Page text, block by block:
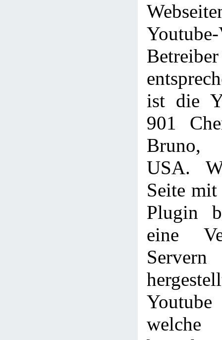
ist die
901
USA.
Seite
Plugin
eine